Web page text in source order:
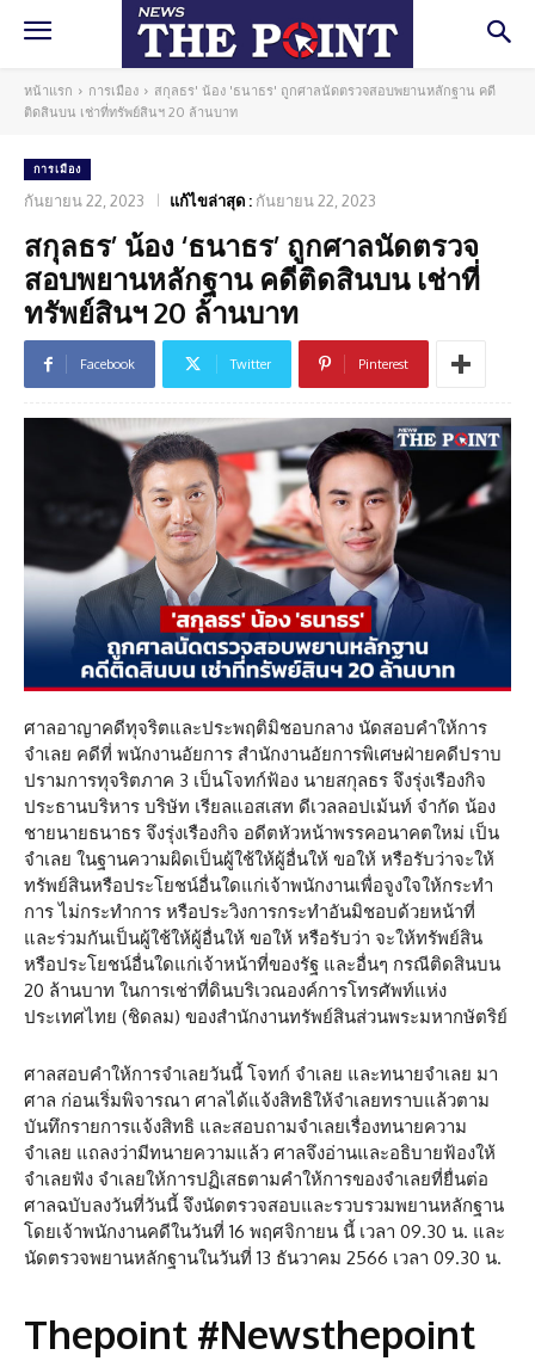
หน้าแรก การเมือง
สกุลธร' น้อง 'ธนาธร' ถูกศาลนัดตรวจสอบพยานหลักฐาน คดี
ติดสินบน เช่าที่ทรัพย์สินฯ 20 ล้านบาท
การเมือง
กันยายน 22, 2023 แก้ไขล่าสุด : กันยายน 22, 2023
สกุลธร’ น้อง ‘ธนาธร’ ถูกศาลนัดตรวจ
สอบพยานหลักฐาน คดีติดสินบน เช่าที่
ทรัพย์สินฯ 20 ล้านบาท
Facebook Twitter Pinterest
ศาลอาญาคดีทุจริตและประพฤติมิชอบกลาง นัดสอบคำให้การ
จำเลย คดีที่ พนักงานอัยการ สำนักงานอัยการพิเศษฝ่ายคดีปราบ
ปรามการทุจริตภาค 3 เป็นโจทก์ฟ้อง นายสกุลธร จึงรุ่งเรืองกิจ
ประธานบริหาร บริษัท เรียลแอสเสท ดีเวลลอปเม้นท์ จํากัด น้อง
ชายนายธนาธร จึงรุ่งเรืองกิจ อดีตหัวหน้าพรรคอนาคตใหม่ เป็น
จำเลย ในฐานความผิดเป็นผู้ใช้ให้ผู้อื่นให้ ขอให้ หรือรับว่าจะให้
ทรัพย์สินหรือประโยชน์อื่นใดแก่เจ้าพนักงานเพื่อจูงใจให้กระทำ
การ ไม่กระทำการ หรือประวิงการกระทำอันมิชอบด้วยหน้าที่
และร่วมกันเป็นผู้ใช้ให้ผู้อื่นให้ ขอให้ หรือรับว่า จะให้ทรัพย์สิน
หรือประโยชน์อื่นใดแก่เจ้าหน้าที่ของรัฐ และอื่นๆ กรณีติดสินบน
20 ล้านบาท ในการเช่าที่ดินบริเวณองค์การโทรศัพท์แห่ง
ประเทศไทย (ชิดลม) ของสำนักงานทรัพย์สินส่วนพระมหากษัตริย์
ศาลสอบคำให้การจำเลยวันนี้ โจทก์ จำเลย และทนายจำเลย มา
ศาล ก่อนเริ่มพิจารณา ศาลได้แจ้งสิทธิให้จำเลยทราบแล้วตาม
บันทึกรายการแจ้งสิทธิ และสอบถามจำเลยเรื่องทนายความ
จำเลย แถลงว่ามีทนายความแล้ว ศาลจึงอ่านและอธิบายฟ้องให้
จำเลยฟัง จำเลยให้การปฏิเสธตามคำให้การของจำเลยที่ยื่นต่อ
ศาลฉบับลงวันที่วันนี้ จึงนัดตรวจสอบและรวบรวมพยานหลักฐาน
โดยเจ้าพนักงานคดีในวันที่ 16 พฤศจิกายน นี้ เวลา 09.30 น. และ
นัดตรวจพยานหลักฐานในวันที่ 13 ธันวาคม 2566 เวลา 09.30 น.
Thepoint #Newsthepoint